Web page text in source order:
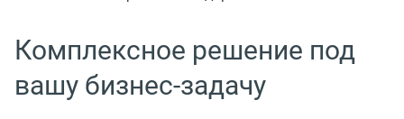
Комплексное решение под
вашу бизнес-задачу